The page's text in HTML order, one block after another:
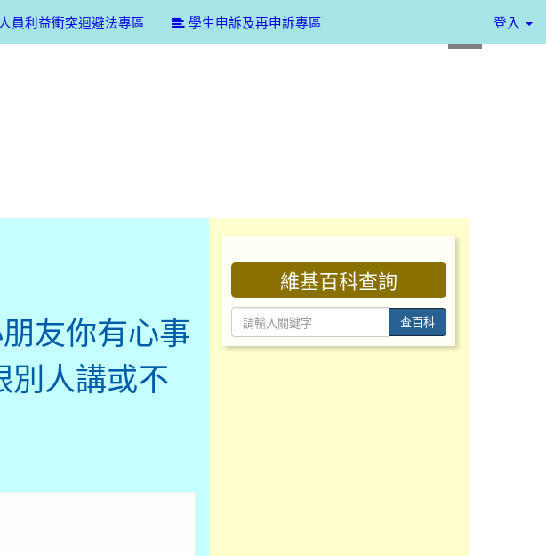
員利益衝突迴避法專區 學生申訴及再申訴專區 登入
友你有心事
別人講或不
維基百科查詢
查百科